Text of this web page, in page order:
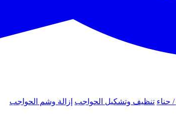
حناء تنظيف وتشكيل الحواجب إزالة وشم الحواجب